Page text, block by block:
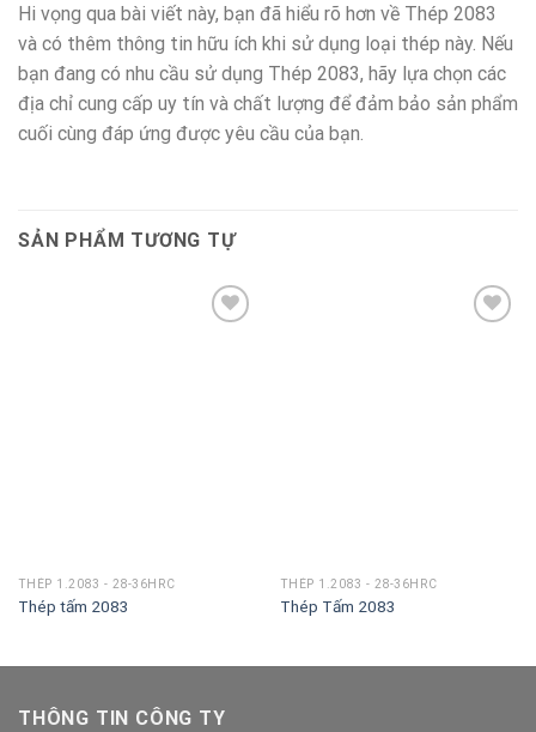
Hi vọng qua bài viết này, bạn đã hiểu rõ hơn về Thép 2083
và có thêm thông tin hữu ích khi sử dụng loại thép này. Nếu
bạn đang có nhu cầu sử dụng Thép 2083, hãy lựa chọn các
địa chỉ cung cấp uy tín và chất lượng để đảm bảo sản phẩm
cuối cùng đáp ứng được yêu cầu của bạn.
SẢN PHẨM TƯƠNG TỰ
THÉP 1.2083 - 28-36HRC
Thép tấm 2083
THÉP 1.2083 - 28-36HRC
Thép Tấm 2083
THÔNG TIN CÔNG TY